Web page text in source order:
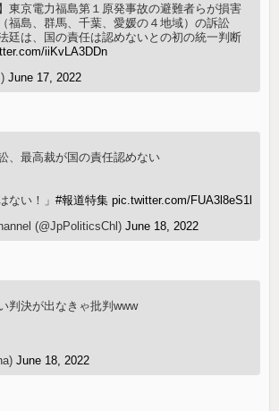
東京電力福島第１原発事故の避難者らが損害
福島、群馬、千葉、愛媛の４地域）の訴訟
廷は、国の責任は認めないとの初の統一判断
iiKvLA3DDn
June 17, 2022
、最高裁が国の責任認めない
ない！」#報道特集 pic.twitter.com/FUA3l8eS1l
(@JpPoliticsChl)June 18, 2022
判決が出なきゃ批判www
June 18, 2022